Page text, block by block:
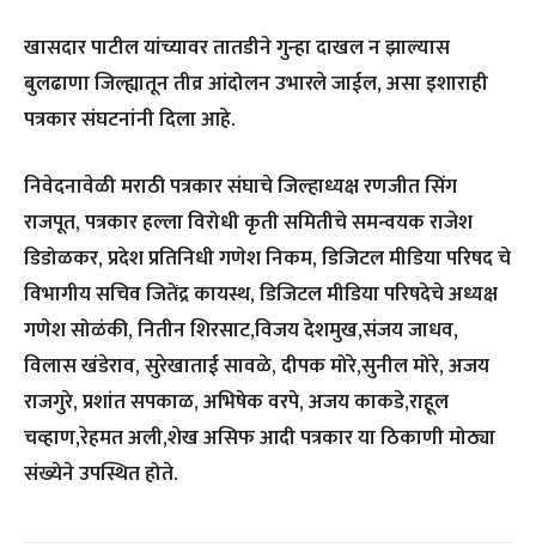
खासदार पाटील यांच्यावर तातडीने गुन्हा दाखल न झाल्यास
बुलढाणा जिल्ह्यातून तीव्र आंदोलन उभारले जाईल, असा इशाराही
पत्रकार संघटनांनी दिला आहे.
निवेदनावेळी मराठी पत्रकार संघाचे जिल्हाध्यक्ष रणजीत सिंग
राजपूत, पत्रकार हल्ला विरोधी कृती समितीचे समन्वयक राजेश
डिडोळकर, प्रदेश प्रतिनिधी गणेश निकम, डिजिटल मीडिया परिषद चे
विभागीय सचिव जितेंद्र कायस्थ, डिजिटल मीडिया परिषदेचे अध्यक्ष
गणेश सोळंकी, नितीन शिरसाट,विजय देशमुख,संजय जाधव,
विलास खंडेराव, सुरेखाताई सावळे, दीपक मोरे,सुनील मोरे, अजय
राजगुरे, प्रशांत सपकाळ, अभिषेक वरपे, अजय काकडे,राहूल
चव्हाण,रेहमत अली,शेख असिफ आदी पत्रकार या ठिकाणी मोठ्या
संख्येने उपस्थित होते.